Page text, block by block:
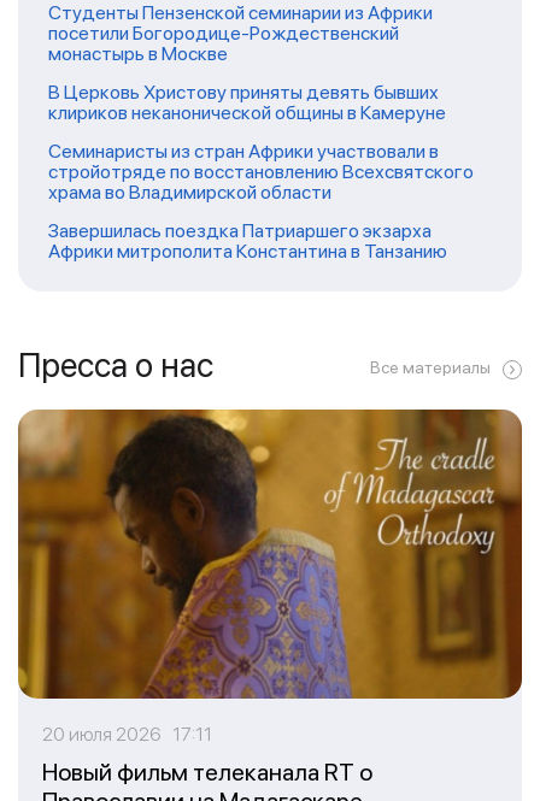
Студенты Пензенской семинарии из Африки
посетили Богородице-Рождественский
монастырь в Москве
В Церковь Христову приняты девять бывших
клириков неканонической общины в Камеруне
Семинаристы из стран Африки участвовали в
стройотряде по восстановлению Всехсвятского
храма во Владимирской области
Завершилась поездка Патриаршего экзарха
Африки митрополита Константина в Танзанию
Пресса о нас Все материалы
20 июля 2026 17:11
Новый фильм телеканала RT о